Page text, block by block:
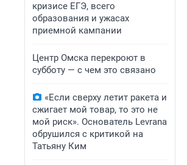
кризисе ЕГЭ, всего
образования и ужасах
приемной кампании
Центр Омска перекроют в
субботу — с чем это связано
«Если сверху летит ракета и
сжигает мой товар, то это не
мой риск». Основатель Levrana
обрушился с критикой на
Татьяну Ким